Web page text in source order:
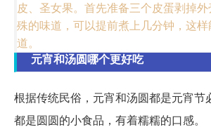
皮、圣女果。首先准备三个皮蛋剥掉
殊的味道，可以提前煮上几分钟，这
道。
元宵和汤圆哪个更好吃
根据传统民俗，元宵和汤圆都是元宵节
都是圆圆的小食品，有着糯糯的口感。